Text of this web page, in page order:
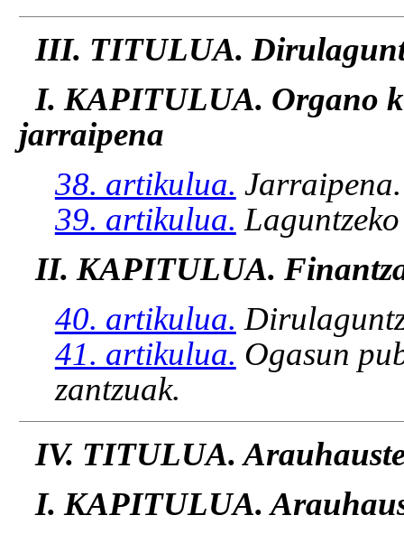
III. TITULUA.
I. KAPITULUA. Organo
jarraipena
38. artikulua. Jarraipena.
39. artikulua.
II. KAPITULUA.
40. artikulua.
41. artikulua. Ogasun
zantzuak.
IV. TITULUA.
I. KAPITULUA.